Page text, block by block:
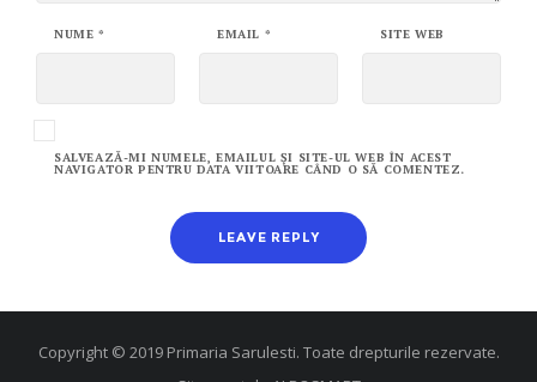
NUME * EMAIL * SITE WEB
SALVEAZĂ-MI NUMELE, EMAILUL ȘI SITE-UL WEB ÎN ACEST
NAVIGATOR PENTRU DATA VIITOARE CÂND O SĂ COMENTEZ.
Copyright © 2019 Primaria Sarulesti. Toate drepturile rezervate.